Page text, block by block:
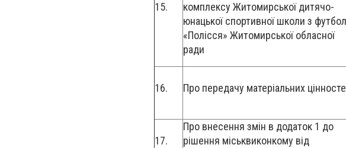
15.
комплексу Житомирської дитячо-
юнацької спортивної школи з
«Полісся» Житомирської обласної
ради
16. Про передачу матеріальних
17.
Про внесення змін в додаток 1 до
рішення міськвиконкому від